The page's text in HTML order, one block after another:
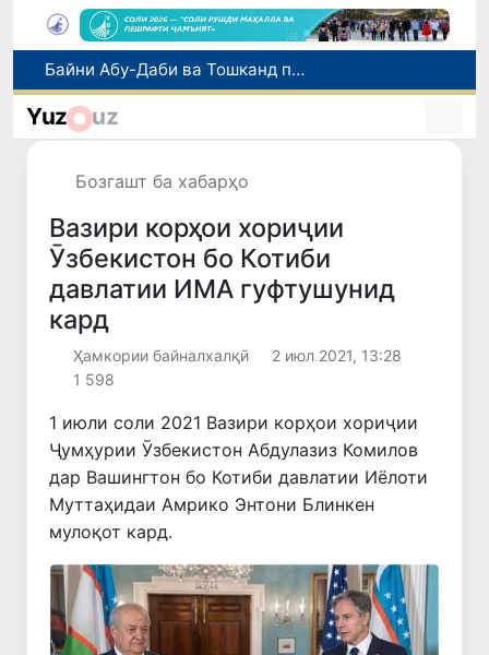
Дар вилояти Фарғона нисбат ба роҳбари филиали Палатаи давлатии кадастр парвандаи ҷиноятӣ оғоз гардид
Тошканд аз рӯи ҳаҷми хидматрасониҳои бозорӣ пешсаф аст: ба пойтахт 41,3 фоиз рост меояд
Yuz uz
Бозгашт ба хабарҳо
Вазири корҳои хориҷии
Ӯзбекистон бо Котиби
давлатии ИМА гуфтушунид
кард
Ҳамкории байналхалқӣ
2 июл 2021, 13:28
1 598
1 июли соли 2021 Вазири корҳои хориҷии
Ҷумҳурии Ӯзбекистон Абдулазиз Комилов
дар Вашингтон бо Котиби давлатии Иёлоти
Муттаҳидаи Амрико Энтони Блинкен
мулоқот кард.